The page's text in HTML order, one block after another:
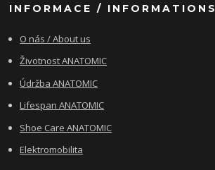
INFORMACE / INFORMATIONS
O nás / About us
Životnost ANATOMIC
Údržba ANATOMIC
Lifespan ANATOMIC
Shoe Care ANATOMIC
Elektromobilita